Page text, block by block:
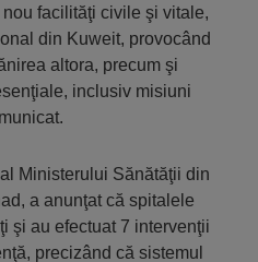
facilităţi civile şi vitale,
din Kuweit, provocând
altora, precum şi
inclusiv misiuni
Ministerului Sănătăţii din
a anunţat că spitalele
şi au efectuat 7 intervenţii
precizând că sistemul